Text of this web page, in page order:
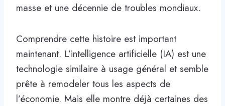
masse et une décennie de troubles mondiaux.
Comprendre cette histoire est important
maintenant. L’intelligence artificielle (IA) est une
technologie similaire à usage général et semble
prête à remodeler tous les aspects de
l’économie. Mais elle montre déjà certaines des